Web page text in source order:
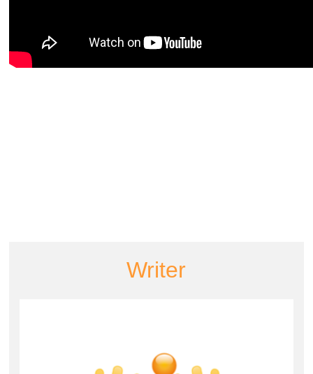
Writer